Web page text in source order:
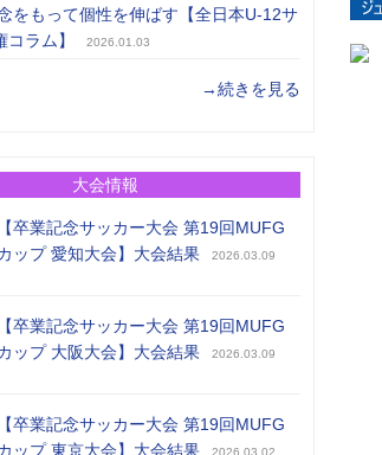
をもって個性を伸ばす【全日本U-12サ
ラム】
2026.01.03
→続きを見る
大会情報
【卒業記念サッカー大会 第19回MUFG
ップ 愛知大会】大会結果
2026.03.09
【卒業記念サッカー大会 第19回MUFG
ップ 大阪大会】大会結果
2026.03.09
【卒業記念サッカー大会 第19回MUFG
ップ 東京大会】大会結果
2026.03.02